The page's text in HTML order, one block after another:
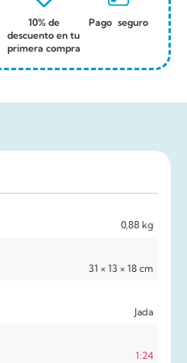
10% de
descuento en tu
primera compra
Pago seguro
0,88 kg
31 × 13 × 18 cm
Jada
1:24